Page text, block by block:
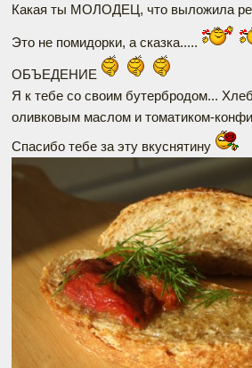
Какая ты МОЛОДЕЦ, что выложила
Это не помидорки, а сказка.....
ОБЪЕДЕНИЕ
Я к тебе со своим бутербродом...
оливковым маслом и томатиком-
Спасибо тебе за эту вкуснятину